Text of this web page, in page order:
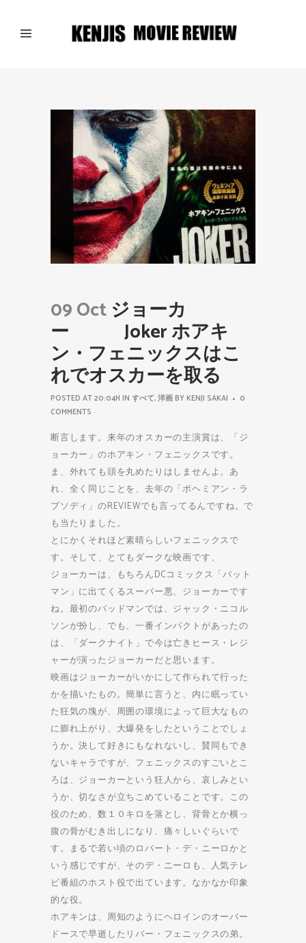
09 Octジョーカ
ー Joker ホアキ
ン・フェニックスはこ
れでオスカーを取る
POSTED AT 20:04H IN すべて,洋画BYKENJI SAKAI
0
COMMENTS
断言します。来年のオスカーの主演賞は、「ジ
ョーカー」のホアキン・フェニックスです。
ま、外れても頭を丸めたりはしませんよ。あ
れ、全く同じことを、去年の「ボヘミアン・ラ
プソディ」のREVIEWでも言ってるんですね。で
も当たりました。
とにかくそれほど素晴らしいフェニックスで
す。そして、とてもダークな映画です、
ジョーカーは、もちろんDCコミックス「バット
マン」に出てくるスーパー悪、ジョーカーです
ね。最初のバッドマンでは、ジャック・ニコル
ソンが扮し、でも、一番インパクトがあったの
は、「ダークナイト」で今は亡きヒース・レジ
ャーが演ったジョーカーだと思います。
映画はジョーカーがいかにして作られて行った
かを描いたもの。簡単に言うと、内に眠ってい
た狂気の塊が、周囲の環境によって巨大なもの
に膨れ上がり、大爆発をしたということでしょ
うか。決して好きにもなれないし、賛同もでき
ないキャラですが、フェニックスのすごいとこ
ろは、ジョーカーという狂人から、哀しみとい
うか、切なさが立ちこめていることです。この
役のため、数１０キロを落とし、背骨とか横っ
腹の骨がむき出しになり、痛々しいぐらいで
す。まるで若い頃のロバート・デ・ニーロかと
いう感じですが、そのデ・ニーロも、人気テレ
ビ番組のホスト役で出ています。なかなか印象
的な役。
ホアキンは、周知のようにヘロインのオーバー
ドースで早逝したリバー・フェニックスの弟。